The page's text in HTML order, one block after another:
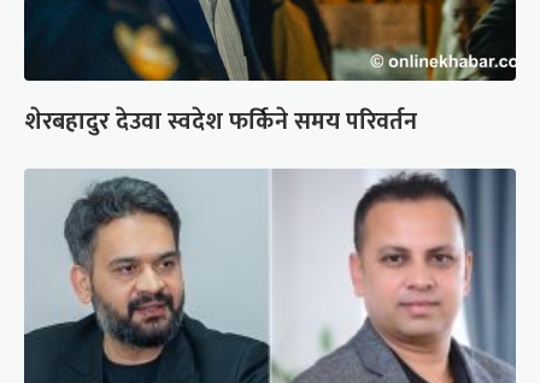
शेरबहादुर देउवा स्वदेश फर्किने समय परिवर्तन